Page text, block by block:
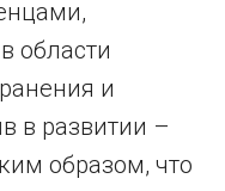
области
и
в развитии –
образом, что